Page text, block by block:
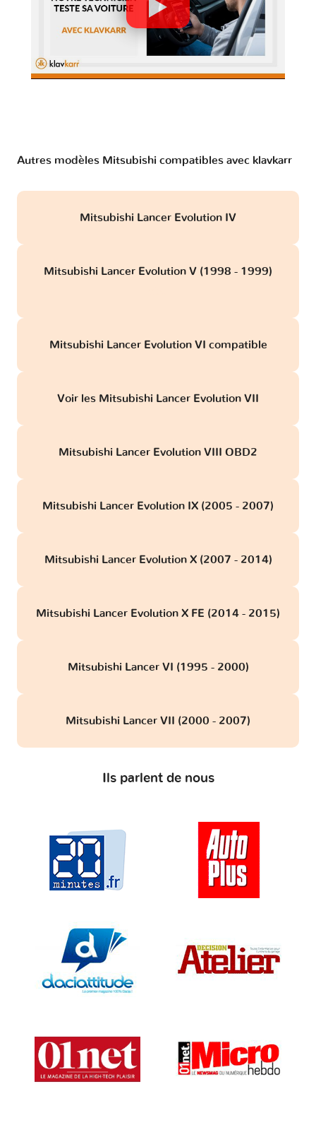
Autres modèles Mitsubishi compatibles avec klavkarr
Mitsubishi Lancer Evolution IV
Mitsubishi Lancer Evolution V (1998 - 1999)
Mitsubishi Lancer Evolution VI compatible
Voir les Mitsubishi Lancer Evolution VII
Mitsubishi Lancer Evolution VIII OBD2
Mitsubishi Lancer Evolution IX (2005 - 2007)
Mitsubishi Lancer Evolution X (2007 - 2014)
Mitsubishi Lancer Evolution X FE (2014 - 2015)
Mitsubishi Lancer VI (1995 - 2000)
Mitsubishi Lancer VII (2000 - 2007)
Ils parlent de nous